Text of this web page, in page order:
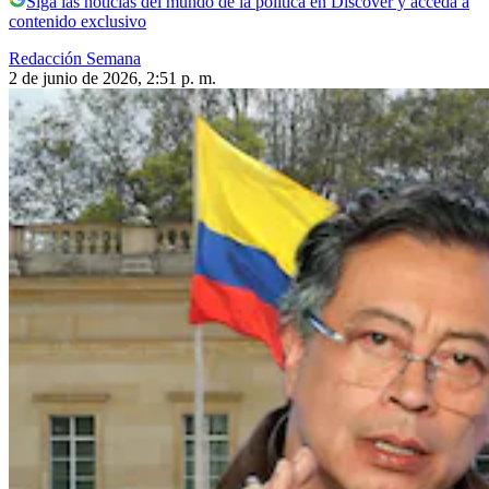
contenido exclusivo
Redacción Semana
2 de junio de 2026, 2:51 p. m.